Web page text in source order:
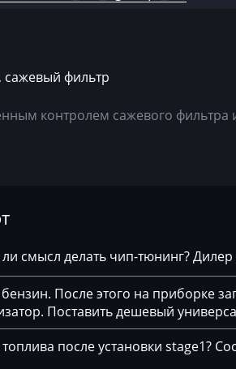
Bosch EDC17CP44
Bosch EDC17CP54
Bosch MD1CP004
BOSCH MD1CS004
Bosch ME(D)7.1.x
Bosch ME(D)7.5.x
сажевый фильтр
контролем сажевого фильтра
смысл делать чип-тюнинг?
После этого на приборке
Поставить дешевый
после установки stage1?